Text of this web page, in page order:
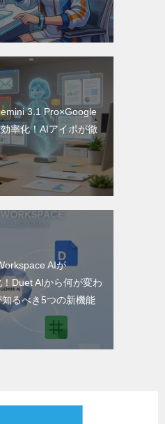
3.1 Pro×Google
率化！AIアイポが徹
AIが
！Duet AIから何が変わ
るべき5つの新機能